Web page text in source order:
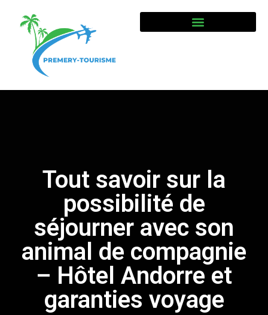
Tout savoir sur la
possibilité de
séjourner avec son
animal de compagnie
– Hôtel Andorre et
garanties voyage